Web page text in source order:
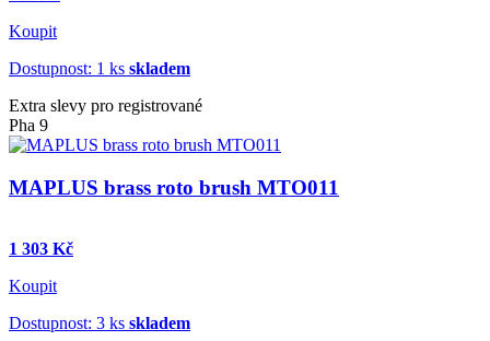
Koupit
Dostupnost: 1 ks skladem
Extra slevy pro registrované
Pha 9
MAPLUS brass roto brush MTO011
1 303 Kč
Koupit
Dostupnost: 3 ks skladem